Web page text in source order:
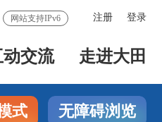
注册 登录
网站支持IPv6
动交流 走进大田
式 无障碍浏览